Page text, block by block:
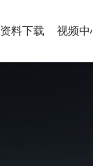
资料下载 视频中